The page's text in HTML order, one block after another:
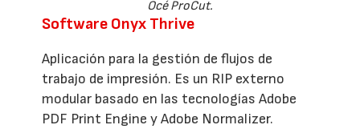
Océ ProCut.
Software Onyx Thrive
Aplicación para la gestión de flujos de
trabajo de impresión. Es un RIP externo
modular basado en las tecnologías Adobe
PDF Print Engine y Adobe Normalizer.